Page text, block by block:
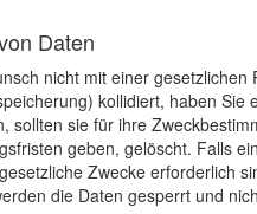
Daten
nicht mit einer
kollidiert, haben
sollten sie für ihre
geben, gelöscht. Falls
Zwecke erforderlich
die Daten gesperrt und